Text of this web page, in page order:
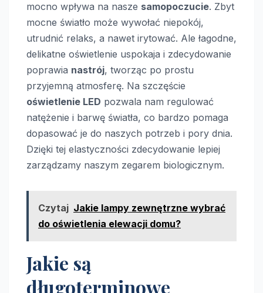
mocno wpływa na nasze samopoczucie. Zbyt
mocne światło może wywołać niepokój,
utrudnić relaks, a nawet irytować. Ale łagodne,
delikatne oświetlenie uspokaja i zdecydowanie
poprawia nastrój, tworząc po prostu
przyjemną atmosferę. Na szczęście
oświetlenie LED pozwala nam regulować
natężenie i barwę światła, co bardzo pomaga
dopasować je do naszych potrzeb i pory dnia.
Dzięki tej elastyczności zdecydowanie lepiej
zarządzamy naszym zegarem biologicznym.
Czytaj Jakie lampy zewnętrzne wybrać
do oświetlenia elewacji domu?
Jakie są
długoterminowe